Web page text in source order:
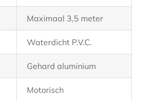
Maximaal 3,5 meter
Waterdicht P.V.C.
Gehard aluminium
Motorisch